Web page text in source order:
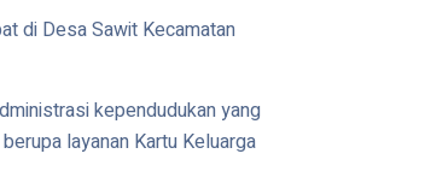
di Desa Sawit Kecamatan
kependudukan yang
layanan Kartu Keluarga